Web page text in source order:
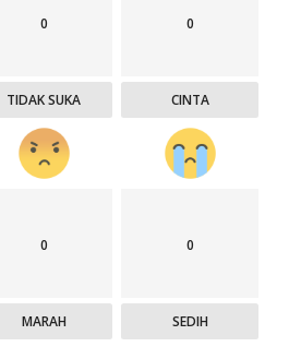
0
TIDAK SUKA
0
CINTA
0
MARAH
0
SEDIH